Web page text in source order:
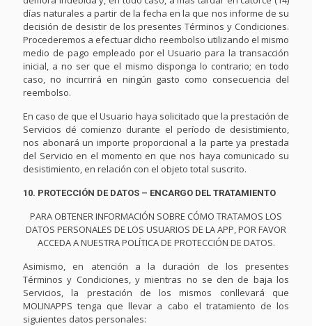
días naturales a partir de la fecha en la que nos informe de su
decisión de desistir de los presentes Términos y Condiciones.
Procederemos a efectuar dicho reembolso utilizando el mismo
medio de pago empleado por el Usuario para la transacción
inicial, a no ser que el mismo disponga lo contrario; en todo
caso, no incurrirá en ningún gasto como consecuencia del
reembolso.
En caso de que el Usuario haya solicitado que la prestación de
Servicios dé comienzo durante el período de desistimiento,
nos abonará un importe proporcional a la parte ya prestada
del Servicio en el momento en que nos haya comunicado su
desistimiento, en relación con el objeto total suscrito.
10. PROTECCIÓN DE DATOS – ENCARGO DEL TRATAMIENTO
PARA OBTENER INFORMACIÓN SOBRE CÓMO TRATAMOS LOS
DATOS PERSONALES DE LOS USUARIOS DE LA APP, POR FAVOR
ACCEDA A NUESTRA POLÍTICA DE PROTECCIÓN DE DATOS.
Asimismo, en atención a la duración de los presentes
Términos y Condiciones, y mientras no se den de baja los
Servicios, la prestación de los mismos conllevará que
MOLINAPPS tenga que llevar a cabo el tratamiento de los
siguientes datos personales: